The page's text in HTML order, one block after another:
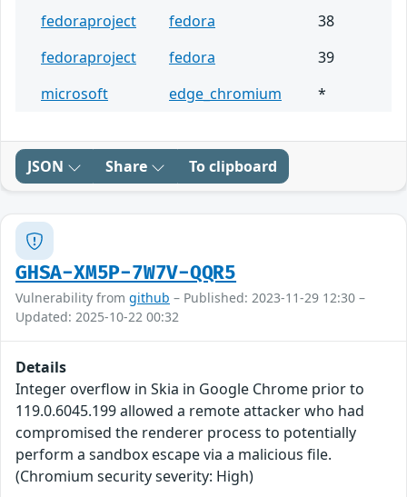
fedoraproject
fedora
38
fedoraproject
fedora
39
microsoft
edge_chromium *
JSON Share To clipboard
GHSA-XM5P-7W7V-QQR5
Vulnerability from github – Published: 2023-11-29 12:30 –
Updated: 2025-10-22 00:32
Details
Integer overflow in Skia in Google Chrome prior to
119.0.6045.199 allowed a remote attacker who had
compromised the renderer process to potentially
perform a sandbox escape via a malicious file.
(Chromium security severity: High)